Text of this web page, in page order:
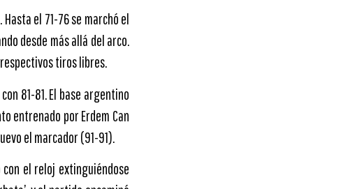
el 71-76 se marchó el
desde más allá del arco.
tiros libres.
81-81. El base argentino
entrenado por Erdem Can
el marcador (91-91).
con el reloj extinguiéndose